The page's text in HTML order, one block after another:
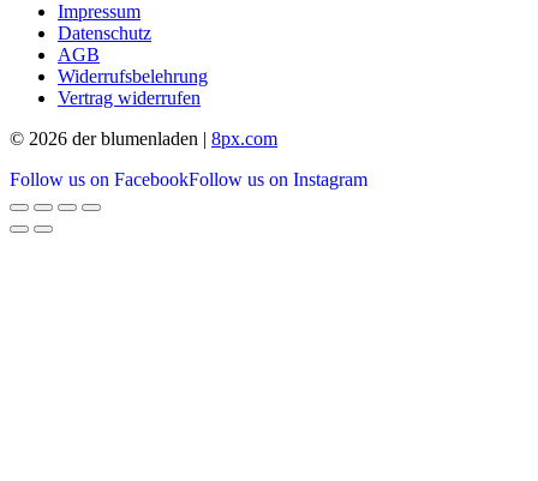
Impressum
Datenschutz
AGB
Widerrufsbelehrung
Vertrag widerrufen
© 2026 der blumenladen | 8px.com
Follow us on FacebookFollow us on Instagram